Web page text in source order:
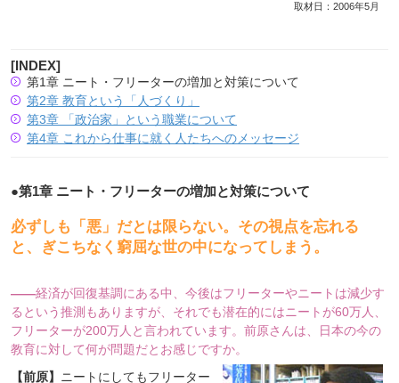
取材日：2006年5月
[INDEX]
第1章 ニート・フリーターの増加と対策について
第2章 教育という「人づくり」
第3章 「政治家」という職業について
第4章 これから仕事に就く人たちへのメッセージ
●第1章 ニート・フリーターの増加と対策について
必ずしも「悪」だとは限らない。その視点を忘れる
と、ぎこちなく窮屈な世の中になってしまう。
――経済が回復基調にある中、今後はフリーターやニートは減少す
るという推測もありますが、それでも潜在的にはニートが60万人、
フリーターが200万人と言われています。前原さんは、日本の今の
教育に対して何が問題だとお感じですか。
【前原】 ニートにしてもフリーター